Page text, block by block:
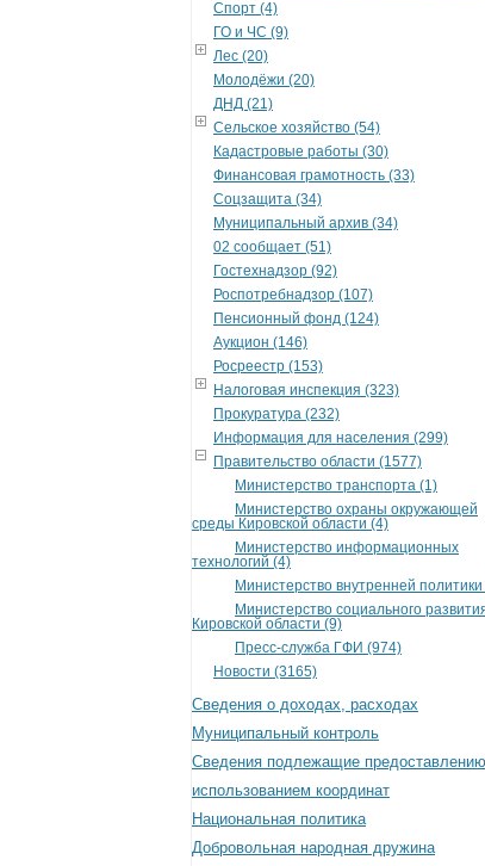
Спорт (4)
ГО и ЧС (9)
Лес (20)
Молодёжи (20)
ДНД (21)
Сельское хозяйство (54)
Кадастровые работы (30)
Финансовая грамотность (33)
Соцзащита (34)
Муниципальный архив (34)
02 сообщает (51)
Гостехнадзор (92)
Роспотребнадзор (107)
Пенсионный фонд (124)
Аукцион (146)
Росреестр (153)
Налоговая инспекция (323)
Прокуратура (232)
Информация для населения (299)
Правительство области (1577)
Министерство транспорта (1)
Министерство охраны окружающей
среды Кировской области (4)
Министерство информационных
технологий (4)
Министерство внутренней
Министерство социального
Кировской области (9)
Пресс-служба ГФИ (974)
Новости (3165)
Сведения о доходах, расходах
Муниципальный контроль
Сведения подлежащие
использованием координат
Национальная политика
Добровольная народная дружина